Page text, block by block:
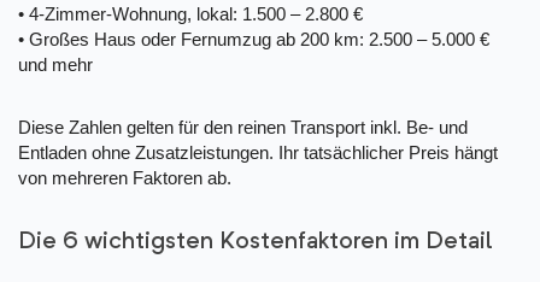
• 4-Zimmer-Wohnung, lokal: 1.500 – 2.800 €
• Großes Haus oder Fernumzug ab 200 km: 2.500 – 5.000 €
und mehr
Diese Zahlen gelten für den reinen Transport inkl. Be- und
Entladen ohne Zusatzleistungen. Ihr tatsächlicher Preis hängt
von mehreren Faktoren ab.
Die 6 wichtigsten Kostenfaktoren im Detail